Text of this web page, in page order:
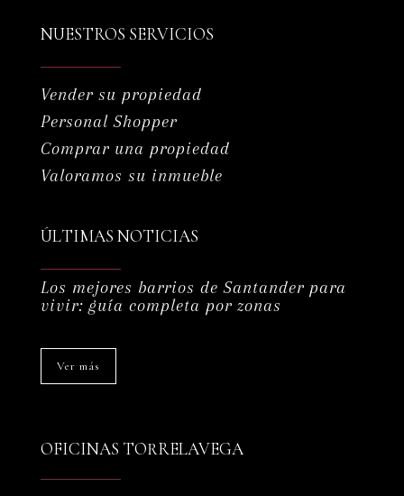
NUESTROS SERVICIOS
Vender su propiedad
Personal Shopper
Comprar una propiedad
Valoramos su inmueble
ÚLTIMAS NOTICIAS
Los mejores barrios de Santander para
vivir: guía completa por zonas
Ver más
OFICINAS TORRELAVEGA